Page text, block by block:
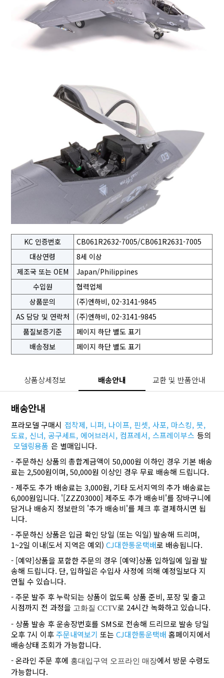
KC 인증번호
CB061R2632-7005/CB061R2631-7005
대상연령
8세 이상
제조국 또는 OEM
Japan/Philippines
수입원
협력업체
상품문의
(주)엔하비, 02-3141-9845
AS 담당 및 연락처
(주)엔하비, 02-3141-9845
품질보증기준
페이지 하단 별도 표기
배송정보
페이지 하단 별도 표기
상품상세정보 배송안내 교환 및 반품안내
배송안내
프라모델 구매시 접착제, 니퍼, 나이프, 핀셋, 사포, 마스킹, 붓,
도료, 신너, 공구세트, 에어브러시, 컴프레서, 스프레이부스 등의
모델링용품 은 별매입니다.
- 주문하신 상품의 총합계금액이 50,000원 이하인 경우 기본 배송
료는 2,500원이며, 50,000원 이상인 경우 무료 배송해 드립니다.
- 제주도 추가 배송료는 3,000원, 기타 도서지역의 추가 배송료는
6,000원입니다. '[ZZZ03000] 제주도 추가 배송비'를 장바구니에
담거나 배송지 정보란의 '추가 배송비'를 체크 후 결제하시면 됩
니다.
- 주문하신 상품은 입금 확인 당일 (또는 익일) 발송해 드리며,
1~2일 이내(도서 지역은 예외)CJ대한통운택배로 배송됩니다.
- [예약]상품을 포함한 주문의 경우 [예약]상품 입하일에 일괄 발
송해 드립니다. 단, 입하일은 수입사 사정에 의해 예정일보다 지
연될 수 있습니다.
- 주문 발주 후 누락되는 상품이 없도록 상품 준비, 포장 및 출고
시점까지 전 과정을 고화질 CCTV로 24시간 녹화하고 있습니다.
- 상품 발송 후 운송장번호를 SMS로 전송해 드리므로 발송 당일
오후 7시 이후주문내역보기 또는CJ대한통운택배 홈페이지에서
배송상태 조회가 가능합니다.
- 온라인 주문 후에 홍대입구역 오프라인 매장에서 방문 수령도
가능합니다.